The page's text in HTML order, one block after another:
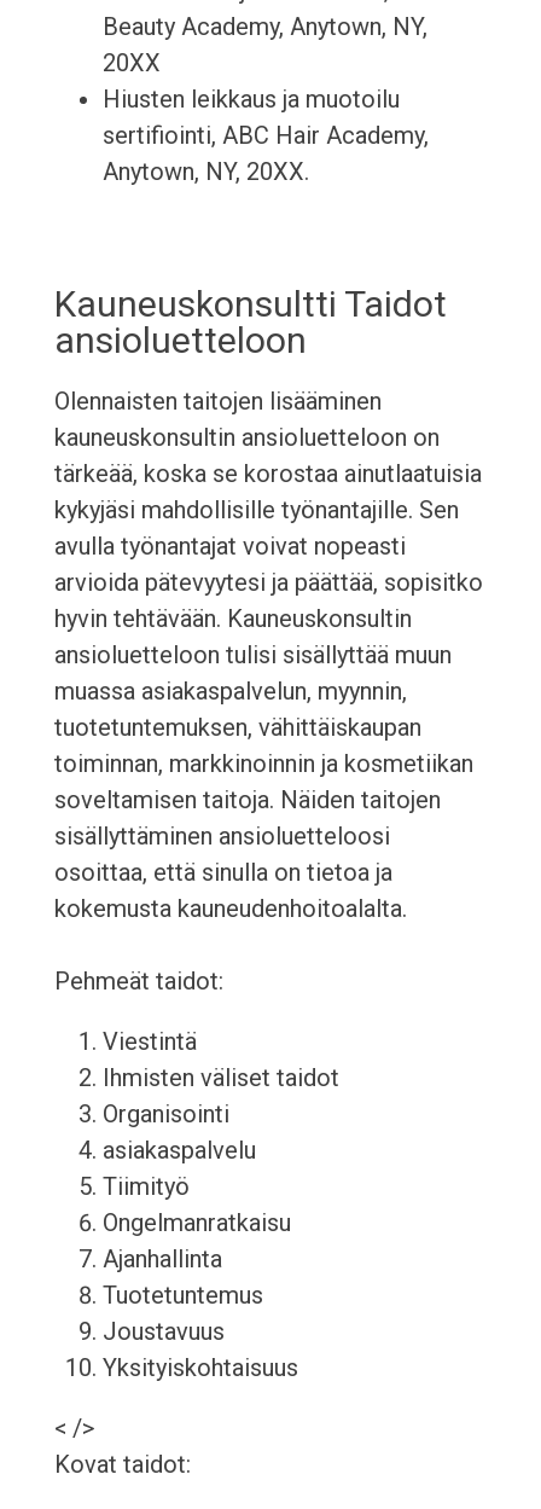
Beauty Academy, Anytown, NY,
20XX
Hiusten leikkaus ja muotoilu
sertifiointi, ABC Hair Academy,
Anytown, NY, 20XX.
Kauneuskonsultti Taidot
ansioluetteloon
Olennaisten taitojen lisääminen
kauneuskonsultin ansioluetteloon on
tärkeää, koska se korostaa ainutlaatuisia
kykyjäsi mahdollisille työnantajille. Sen
avulla työnantajat voivat nopeasti
arvioida pätevyytesi ja päättää, sopisitko
hyvin tehtävään. Kauneuskonsultin
ansioluetteloon tulisi sisällyttää muun
muassa asiakaspalvelun, myynnin,
tuotetuntemuksen, vähittäiskaupan
toiminnan, markkinoinnin ja kosmetiikan
soveltamisen taitoja. Näiden taitojen
sisällyttäminen ansioluetteloosi
osoittaa, että sinulla on tietoa ja
kokemusta kauneudenhoitoalalta.
Pehmeät taidot:
Viestintä
Ihmisten väliset taidot
Organisointi
asiakaspalvelu
Tiimityö
Ongelmanratkaisu
Ajanhallinta
Tuotetuntemus
Joustavuus
Yksityiskohtaisuus
< />
Kovat taidot: